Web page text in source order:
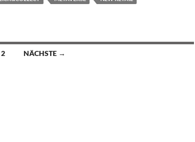
2 NÄCHSTE →